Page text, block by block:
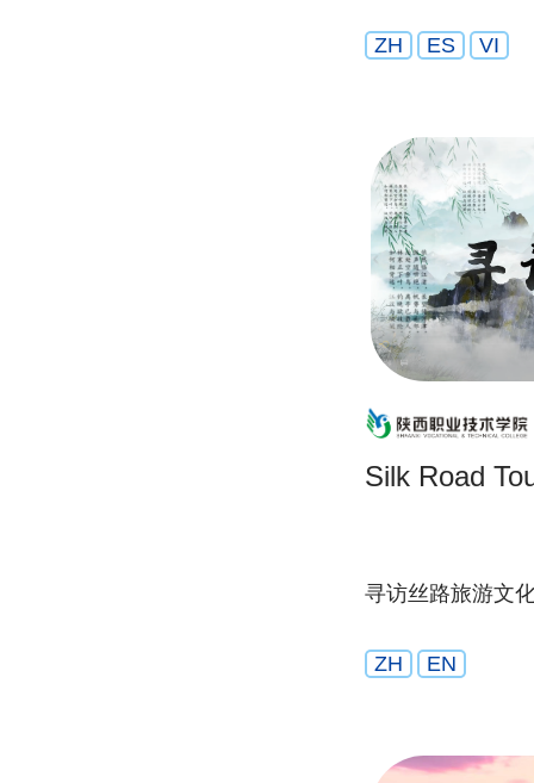
ZH ES VI
Silk Road
寻访丝路旅游文
ZH EN